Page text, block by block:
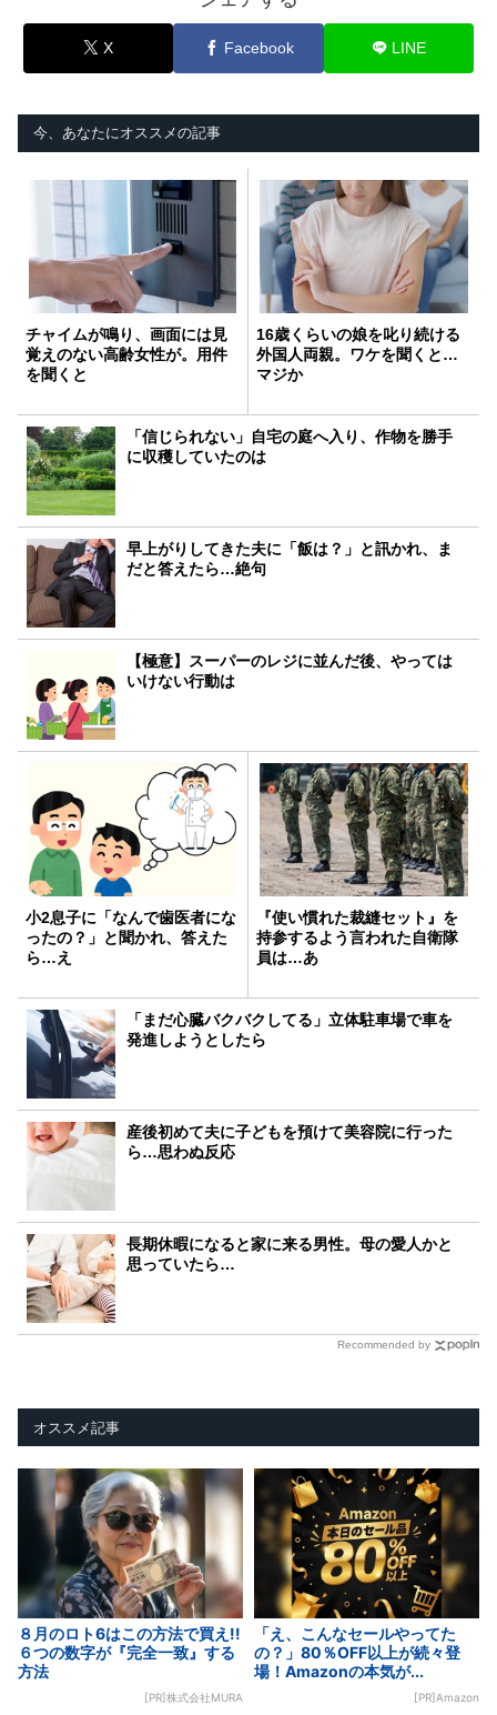
X Facebook LINE
今、あなたにオススメの記事
チャイムが鳴り、画面には見
覚えのない高齢女性が。用件
を聞くと
16歳くらいの娘を叱り続ける
外国人両親。ワケを聞くと…
マジか
「信じられない」自宅の庭へ入り、作物を勝手
に収穫していたのは
早上がりしてきた夫に「飯は？」と訊かれ、ま
だと答えたら…絶句
【極意】スーパーのレジに並んだ後、やっては
いけない行動は
小2息子に「なんで歯医者にな
ったの？」と聞かれ、答えた
ら…え
『使い慣れた裁縫セット』を
持参するよう言われた自衛隊
員は…あ
「まだ心臓バクバクしてる」立体駐車場で車を
発進しようとしたら
産後初めて夫に子どもを預けて美容院に行った
ら…思わぬ反応
長期休暇になると家に来る男性。母の愛人かと
思っていたら…
Recommended by
オススメ記事
８月のロト6はこの方法で買え!!
６つの数字が『完全一致』する
方法
[PR]株式会社MURA
「え、こんなセールやってた
の？」80％OFF以上が続々登
場！Amazonの本気が...
[PR]Amazon